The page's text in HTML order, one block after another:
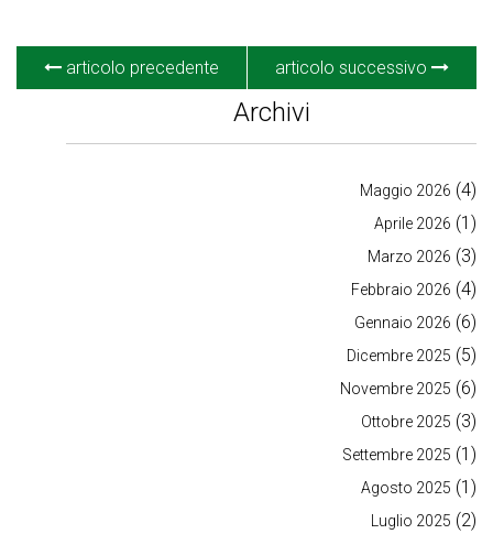
articolo precedente articolo successivo
Archivi
Maggio 2026 (4)
Aprile 2026 (1)
Marzo 2026 (3)
Febbraio 2026 (4)
Gennaio 2026 (6)
Dicembre 2025 (5)
Novembre 2025 (6)
Ottobre 2025 (3)
Settembre 2025 (1)
Agosto 2025 (1)
Luglio 2025 (2)